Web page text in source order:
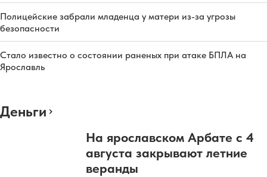
Полицейские забрали младенца у матери из-за угрозы
безопасности
Стало известно о состоянии раненых при атаке БПЛА на
Ярославль
Деньги
На ярославском Арбате с 4
августа закрывают летние
веранды